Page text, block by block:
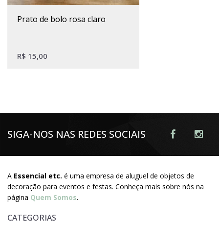
prato de bolo rosa claro
R$ 15,00
SIGA-NOS NAS REDES SOCIAIS
A Essencial etc. é uma empresa de aluguel de objetos de
decoração para eventos e festas. Conheça mais sobre nós na
página Quem Somos.
CATEGORIAS